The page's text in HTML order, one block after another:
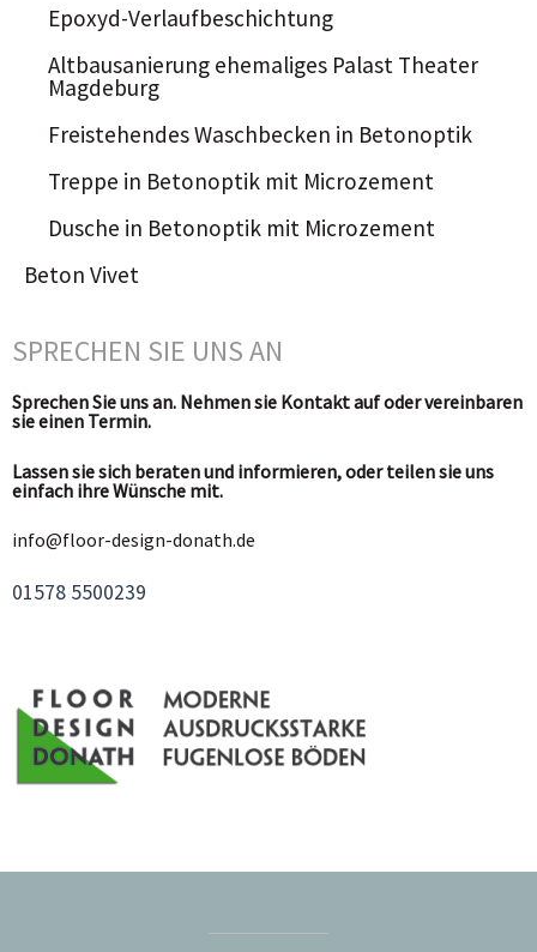
Epoxyd-Verlaufbeschichtung
Altbausanierung ehemaliges Palast Theater
Magdeburg
Freistehendes Waschbecken in Betonoptik
Treppe in Betonoptik mit Microzement
Dusche in Betonoptik mit Microzement
Beton Vivet
SPRECHEN SIE UNS AN
Sprechen Sie uns an. Nehmen sie Kontakt auf oder vereinbaren
sie einen Termin.
Lassen sie sich beraten und informieren, oder teilen sie uns
einfach ihre Wünsche mit.
info@floor-design-donath.de
01578 5500239